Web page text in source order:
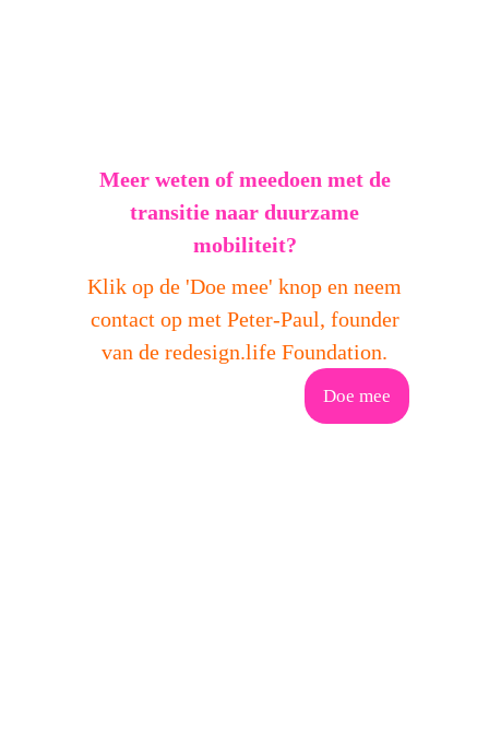
Meer weten of meedoen met de
transitie naar duurzame
mobiliteit?
Klik op de 'Doe mee' knop en neem
contact op met Peter-Paul, founder
van de redesign.life Foundation.
Doe mee